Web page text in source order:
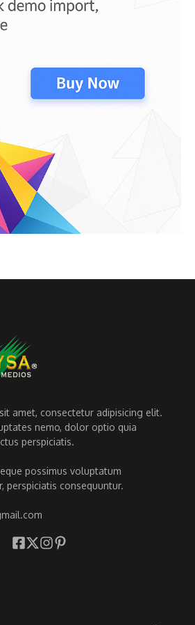
amet, consectetur adipisicing elit.
nemo, dolor optio quia
perspiciatis.
possimus voluptatum
perspiciatis consequuntur.